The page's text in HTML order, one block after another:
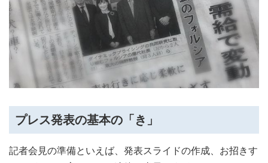
プレス発表の基本の「き」
記者会見の準備といえば、発表スライドの作成、お招きす